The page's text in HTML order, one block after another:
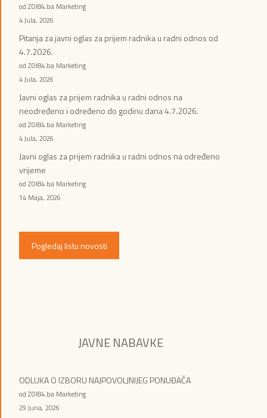
od ZOI84.ba Marketing
4 Jula, 2026
Pitanja za javni oglas za prijem radnika u radni odnos od
4.7.2026.
od ZOI84.ba Marketing
4 Jula, 2026
Javni oglas za prijem radnika u radni odnos na
neodređeno i određeno do godinu dana 4.7.2026.
od ZOI84.ba Marketing
4 Jula, 2026
Javni oglas za prijem radnika u radni odnos na određeno
vrijeme
od ZOI84.ba Marketing
14 Maja, 2026
Pogledaj listu novosti
JAVNE NABAVKE
ODLUKA O IZBORU NAJPOVOLJNIJEG PONUĐAČA
od ZOI84.ba Marketing
29 Juna, 2026